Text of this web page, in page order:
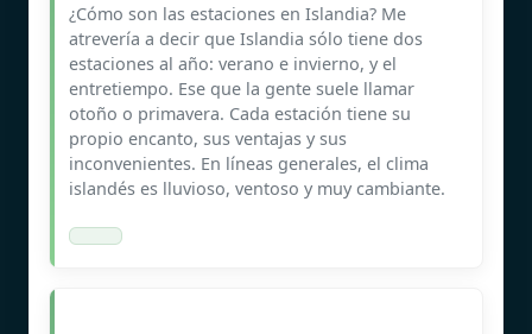
¿Cómo son las estaciones en Islandia? Me
atrevería a decir que Islandia sólo tiene dos
estaciones al año: verano e invierno, y el
entretiempo. Ese que la gente suele llamar
otoño o primavera. Cada estación tiene su
propio encanto, sus ventajas y sus
inconvenientes. En líneas generales, el clima
islandés es lluvioso, ventoso y muy cambiante.